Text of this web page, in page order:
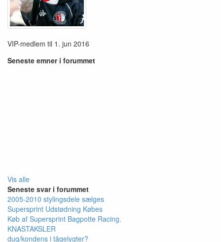
VIP-medlem til 1. jun 2016
Seneste emner i forummet
Vis alle
Seneste svar i forummet
2005-2010 stylingsdele sælges
Supersprint Udstødning Købes
Køb af Supersprint Bagpotte Racing.
KNASTAKSLER
dug/kondens i tågelygter?